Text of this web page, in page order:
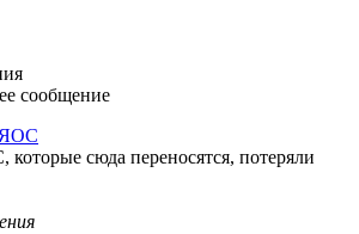
сообщение
ЯОС
сюда переносятся, потеряли